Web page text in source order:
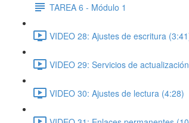
TAREA 6 - Módulo 1
VIDEO 28: Ajustes de escritura
VIDEO 29: Servicios de
VIDEO 30: Ajustes de lectura (4:28)